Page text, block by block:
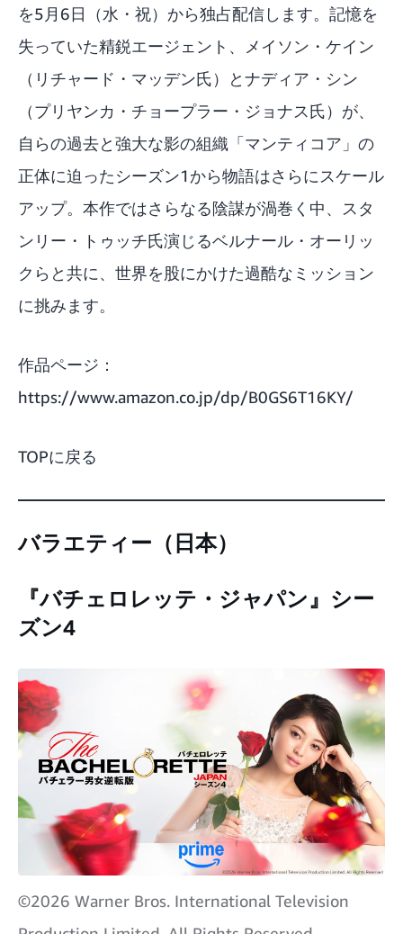
を5月6日（水・祝）から独占配信します。記憶を
失っていた精鋭エージェント、メイソン・ケイン
（リチャード・マッデン氏）とナディア・シン
（プリヤンカ・チョープラー・ジョナス氏）が、
自らの過去と強大な影の組織「マンティコア」の
正体に迫ったシーズン1から物語はさらにスケール
アップ。本作ではさらなる陰謀が渦巻く中、スタ
ンリー・トゥッチ氏演じるベルナール・オーリッ
クらと共に、世界を股にかけた過酷なミッション
に挑みます。
作品ページ：
https://www.amazon.co.jp/dp/B0GS6T16KY/
TOPに戻る
バラエティー（日本）
『バチェロレッテ・ジャパン』シー
ズン4
©2026 Warner Bros. International Television